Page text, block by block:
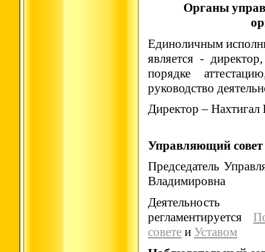
Органы
Единоличным
является -
порядке
руководство
Директор – Нахтигал
Управляющий совет
Председатель
Владимировна
Деятельность
регламентируется
совете и Уставом